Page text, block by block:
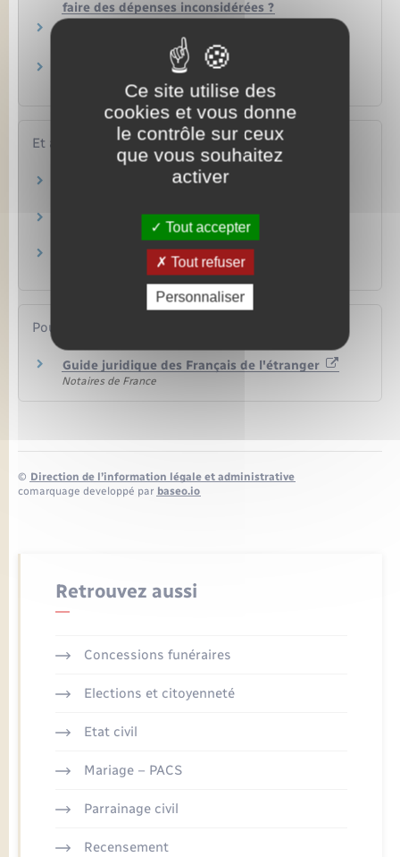
faire des dépenses inconsidérées ?
Régime matrimonial : qu'est-ce-que la
communauté de meubles et acquêts ?
Et aussi
Divorce, séparation de corps
Contrat de mariage
Famille – Scolarité
Séparation de corps
Pour en savoir plus
Guide juridique des Français de l'étranger
Notaires de France
© Direction de l’information légale et administrative
comarquage developpé par baseo.io
Retrouvez aussi
Concessions funéraires
Elections et citoyenneté
Etat civil
Mariage – PACS
Parrainage civil
Recensement
Ce site utilise des
cookies et vous donne
le contrôle sur ceux
que vous souhaitez
activer
Tout accepter
Tout refuser
Personnaliser